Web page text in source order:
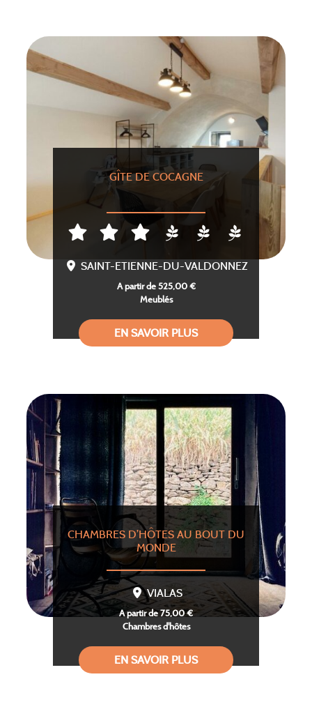
GÎTE DE COCAGNE
SAINT-ETIENNE-DU-VALDONNEZ
A partir de 525,00 €
Meublés
EN SAVOIR PLUS
CHAMBRES D’HÔTES AU BOUT DU
MONDE
VIALAS
A partir de 75,00 €
Chambres d'hôtes
EN SAVOIR PLUS